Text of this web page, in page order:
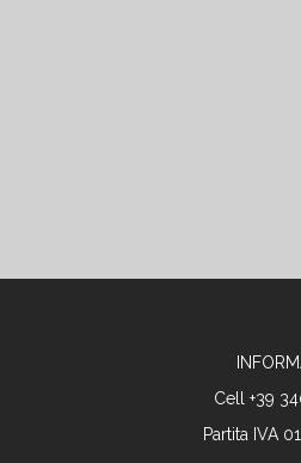
Cell +39
Partita IVA